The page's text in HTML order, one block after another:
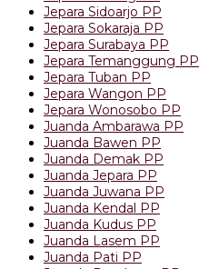
Jepara Sidoarjo PP
Jepara Sokaraja PP
Jepara Surabaya PP
Jepara Temanggung PP
Jepara Tuban PP
Jepara Wangon PP
Jepara Wonosobo PP
Juanda Ambarawa PP
Juanda Bawen PP
Juanda Demak PP
Juanda Jepara PP
Juanda Juwana PP
Juanda Kendal PP
Juanda Kudus PP
Juanda Lasem PP
Juanda Pati PP